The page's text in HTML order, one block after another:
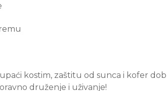
kostim, zaštitu od sunca i kofer
druženje i uživanje!